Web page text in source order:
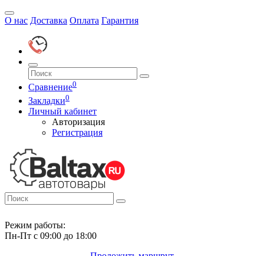
О нас Доставка Оплата Гарантия
Сравнение0
Закладки0
Личный кабинет
Авторизация
Регистрация
Режим работы:
Пн-Пт с 09:00 до 18:00